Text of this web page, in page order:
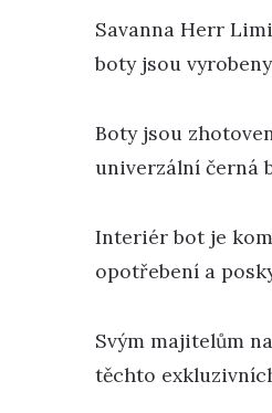
Savanna Herr
boty jsou
Boty jsou
univerzální černá
Interiér bot je
opotřebení a
Svým majitelům
těchto